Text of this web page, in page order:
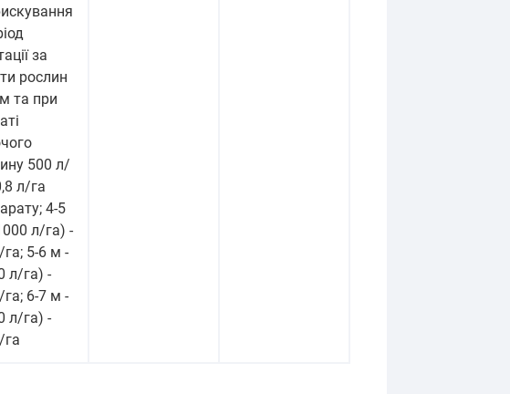
за
рослин
та при
500 л/
л/га
4-5
л/га) -
га; 5-6 м -
л/га) -
га; 6-7 м -
л/га) -
га